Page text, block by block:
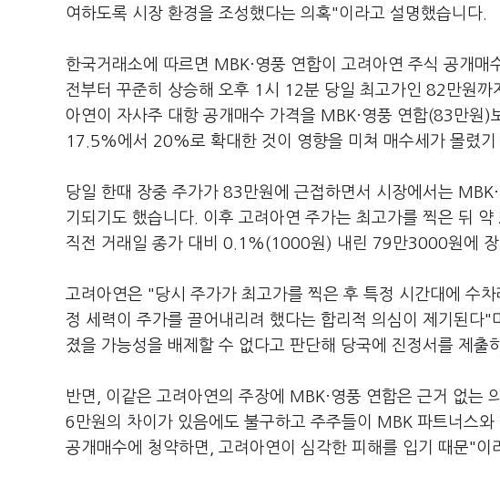
여하도록 시장 환경을 조성했다는 의혹"이라고 설명했습니다.
한국거래소에 따르면 MBK·영풍 연합이 고려아연 주식 공개
전부터 꾸준히 상승해 오후 1시 12분 당일 최고가인 82만원
아연이 자사주 대항 공개매수 가격을 MBK·영풍 연합(83만원
17.5%에서 20%로 확대한 것이 영향을 미쳐 매수세가 몰렸기
당일 한때 장중 주가가 83만원에 근접하면서 시장에서는
기되기도 했습니다. 이후 고려아연 주가는 최고가를 찍은 뒤
직전 거래일 종가 대비 0.1%(1000원) 내린 79만3000원에 장
고려아연은 "당시 주가가 최고가를 찍은 후 특정 시간대에 수
정 세력이 주가를 끌어내리려 했다는 합리적 의심이 제기된다
졌을 가능성을 배제할 수 없다고 판단해 당국에 진정서를 제출
반면, 이같은 고려아연의 주장에 MBK·영풍 연합은 근거 없는
6만원의 차이가 있음에도 불구하고 주주들이 MBK 파트너스
공개매수에 청약하면, 고려아연이 심각한 피해를 입기 때문"이